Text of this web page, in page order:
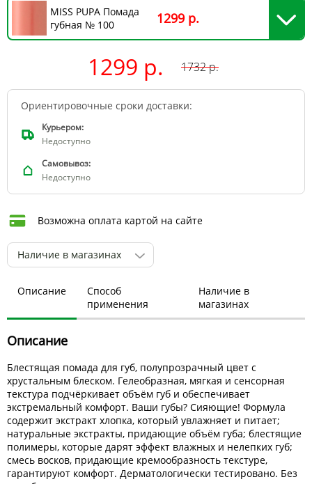
MISS PUPA Помада
губная № 100
1299 р.
1299 р. 1732р.
Ориентировочные сроки доставки:
Курьером:
Недоступно
Самовывоз:
Недоступно
Возможна оплата картой на сайте
Наличие в магазинах
Описание
Способ
применения
Наличие в
магазинах
Описание
Блестящая помада для губ, полупрозрачный цвет с
хрустальным блеском. Гелеобразная, мягкая и сенсорная
текстура подчёркивает объём губ и обеспечивает
экстремальный комфорт. Ваши губы? Сияющие! Формула
содержит экстракт хлопка, который увлажняет и питает;
натуральные экстракты, придающие объём губа; блестящие
полимеры, которые дарят эффект влажных и нелепких губ;
смесь восков, придающие кремообразность текстуре,
гарантируют комфорт. Дерматологически тестировано. Без